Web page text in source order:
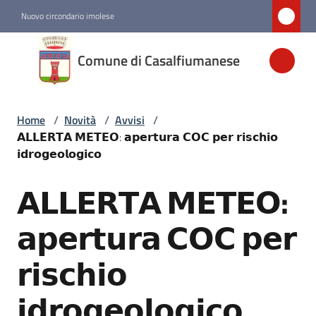
Nuovo circondario imolese
Comune di Casalfiumanese
Comune di
Casalfiumanese
Amministrazione
Vivere
Casalfiumanese
Home / Novità / Avvisi /
𝗔𝗟𝗟𝗘𝗥𝗧𝗔 𝗠𝗘𝗧𝗘𝗢: 𝗮𝗽𝗲𝗿𝘁𝘂𝗿𝗮 𝗖𝗢𝗖 𝗽𝗲𝗿 𝗿𝗶𝘀𝗰𝗵𝗶𝗼
𝗶𝗱𝗿𝗼𝗴𝗲𝗼𝗹𝗼𝗴𝗶𝗰𝗼
Salta al contenuto
𝗔𝗟𝗟𝗘𝗥𝗧𝗔 𝗠𝗘𝗧𝗘𝗢:
𝗮𝗽𝗲𝗿𝘁𝘂𝗿𝗮 𝗖𝗢𝗖 𝗽𝗲𝗿
𝗿𝗶𝘀𝗰𝗵𝗶𝗼